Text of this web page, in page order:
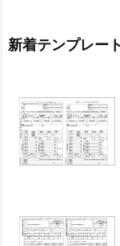
新着テンプレート